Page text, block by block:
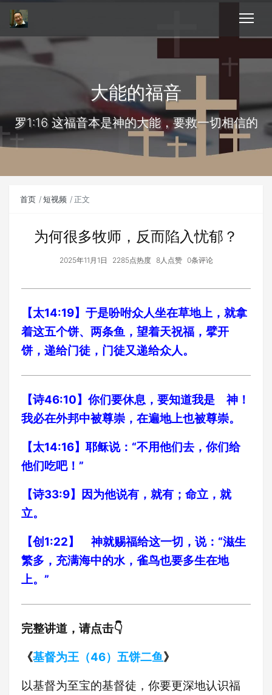
大能的福音
罗1:16 这福音本是神的大能，要救一切相信的
首页 短视频 正文
为何很多牧师，反而陷入忧郁？
2025年11月1日 2285点热度 8人点赞 0条评论
【太14:19】于是吩咐众人坐在草地上，就拿
着这五个饼、两条鱼，望着天祝福，擘开
饼，递给门徒，门徒又递给众人。
【诗46:10】你们要休息，要知道我是 神！
我必在外邦中被尊崇，在遍地上也被尊崇。
【太14:16】耶稣说：“不用他们去，你们给
他们吃吧！”
【诗33:9】因为他说有，就有；命立，就
立。
【创1:22】 神就赐福给这一切，说：“滋生
繁多，充满海中的水，雀鸟也要多生在地
上。”
完整讲道，请点击👇
《基督为王（46）五饼二鱼》
以基督为至宝的基督徒，你要更深地认识福